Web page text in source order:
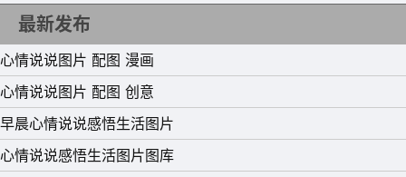
抗击疫情捐钱的句子
专用失眠配图
最新发布
心情说说图片 配图 漫画
心情说说图片 配图 创意
早晨心情说说感悟生活图片
心情说说感悟生活图片图库